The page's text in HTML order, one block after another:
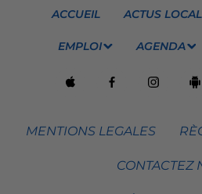
ACCUEIL ACTUS
EMPLOI AGENDA
MENTIONS LEGALES
CONTACTEZ